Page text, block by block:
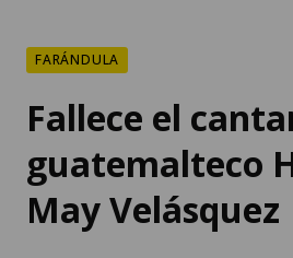
FARÁNDULA
Fallece el
guatemalteco
May Velásquez